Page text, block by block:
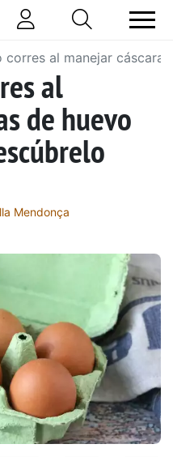
corres al manejar
al
de huevo
Mendonça